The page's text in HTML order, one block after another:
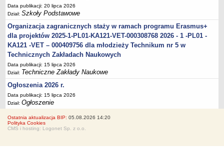
Data publikacji: 20 lipca 2026
Dział:Szkoły Podstawowe
Organizacja zagranicznych staży w ramach programu Erasmus+
dla projektów 2025-1-PL01-KA121-VET-000308768 2026 - 1 -PL01 -
KA121 -VET – 000409756 dla młodzieży Technikum nr 5 w
Technicznych Zakładach Naukowych
Data publikacji: 15 lipca 2026
Dział: Techniczne Zakłady Naukowe
Ogłoszenia 2026 r.
Data publikacji: 15 lipca 2026
Dział:Ogłoszenie
Ostatnia aktualizacja BIP: 05.08.2026 14:20
Polityka Cookies
CMS i hosting: Logonet Sp. z o.o.